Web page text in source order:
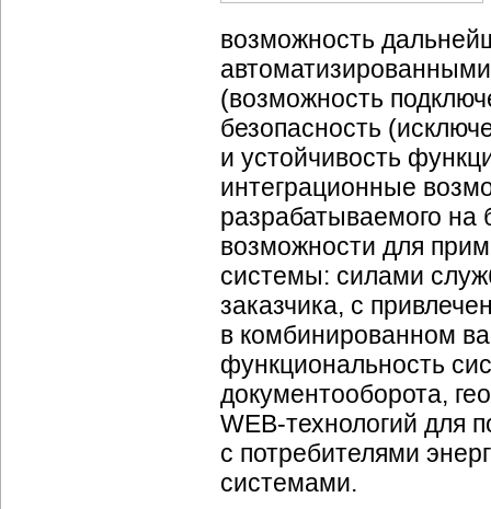
возможность
(возможность
безопасность
и устойчивость
интеграционные
разрабатываемого на
возможности для
системы: силами
заказчика, с
в комбинированном
функциональность
документооборота,
WEB-технологий для
с потребителями
системами.